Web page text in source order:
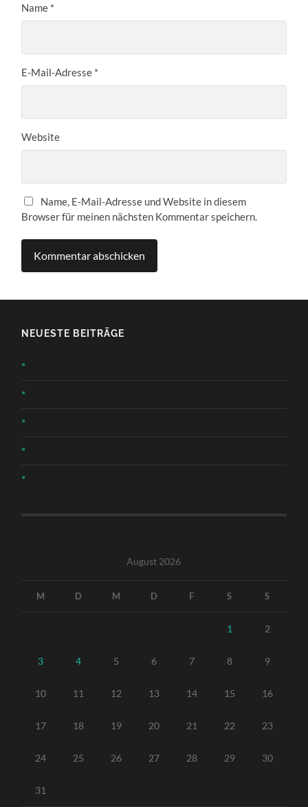
Name *
E-Mail-Adresse *
Website
Name, E-Mail-Adresse und Website in diesem
Browser für meinen nächsten Kommentar speichern.
NEUESTE BEITRÄGE
*
*
*
*
*
August 2026
M D M D F S S
1 2
3 4 5 6 7 8 9
10 11 12 13 14 15 16
17 18 19 20 21 22 23
24 25 26 27 28 29 30
31